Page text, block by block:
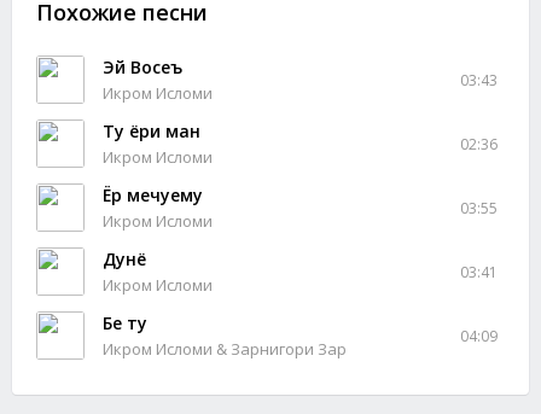
Похожие песни
Эй Восеъ
Икром Исломи
03:43
Ту ёри ман
Икром Исломи
02:36
Ёр мечуему
Икром Исломи
03:55
Дунё
Икром Исломи
03:41
Бе ту
Икром Исломи & Зарнигори Зар
04:09